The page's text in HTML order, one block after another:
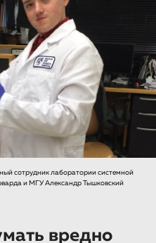
сотрудник лаборатории системной
и МГУ Александр Тышковский
вредно